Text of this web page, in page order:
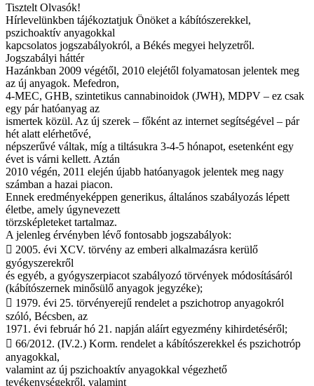
Tisztelt Olvasók!
Hírlevelünkben tájékoztatjuk Önöket a kábítószerekkel,
pszichoaktív anyagokkal
kapcsolatos jogszabályokról, a Békés megyei helyzetről.
Jogszabályi háttér
Hazánkban 2009 végétől, 2010 elejétől folyamatosan jelentek meg
az új anyagok. Mefedron,
4-MEC, GHB, szintetikus cannabinoidok (JWH), MDPV – ez csak
egy pár hatóanyag az
ismertek közül. Az új szerek – főként az internet segítségével – pár
hét alatt elérhetővé,
népszerűvé váltak, míg a tiltásukra 3-4-5 hónapot, esetenként egy
évet is várni kellett. Aztán
2010 végén, 2011 elején újabb hatóanyagok jelentek meg nagy
számban a hazai piacon.
Ennek eredményeképpen generikus, általános szabályozás lépett
életbe, amely úgynevezett
törzsképleteket tartalmaz.
A jelenleg érvényben lévő fontosabb jogszabályok:
 2005. évi XCV. törvény az emberi alkalmazásra kerülő
gyógyszerekről
és egyéb, a gyógyszerpiacot szabályozó törvények módosításáról
(kábítószernek minősülő anyagok jegyzéke);
 1979. évi 25. törvényerejű rendelet a pszichotrop anyagokról
szóló, Bécsben, az
1971. évi február hó 21. napján aláírt egyezmény kihirdetéséről;
 66/2012. (IV.2.) Korm. rendelet a kábítószerekkel és pszichotróp
anyagokkal,
valamint az új pszichoaktív anyagokkal végezhető
tevékenységekről, valamint